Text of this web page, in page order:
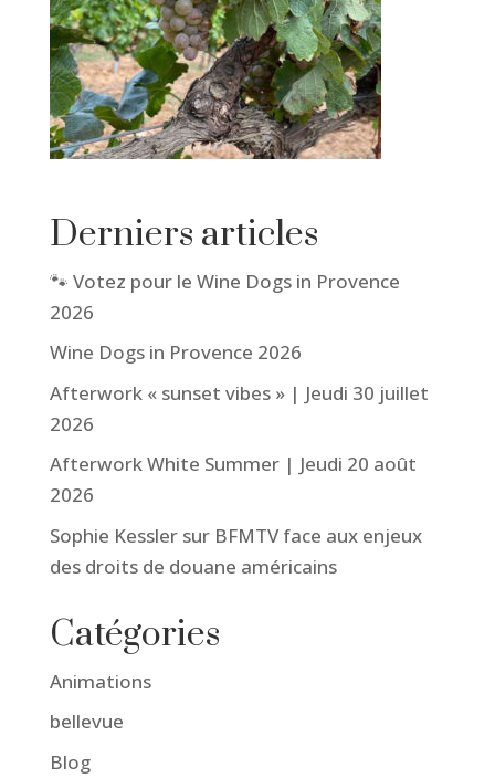
Derniers articles
🐾 Votez pour le Wine Dogs in Provence
2026
Wine Dogs in Provence 2026
Afterwork « sunset vibes » | Jeudi 30 juillet
2026
Afterwork White Summer | Jeudi 20 août
2026
Sophie Kessler sur BFMTV face aux enjeux
des droits de douane américains
Catégories
Animations
bellevue
Blog